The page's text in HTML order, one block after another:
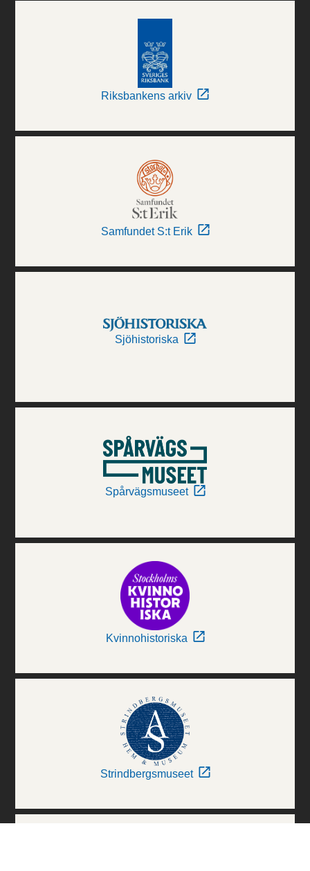
Riksbankens arkiv
Samfundet S:t Erik
Sjöhistoriska
Spårvägsmuseet
Kvinnohistoriska
Strindbergsmuseet